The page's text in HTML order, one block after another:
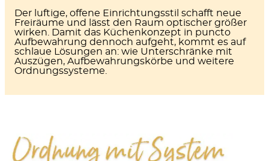
Der luftige, offene Einrichtungsstil schafft neue
Freiräume und lässt den Raum optischer größer
wirken. Damit das Küchenkonzept in puncto
Aufbewahrung dennoch aufgeht, kommt es auf
schlaue Lösungen an: wie Unterschränke mit
Auszügen, Aufbewahrungskörbe und weitere
Ordnungssysteme.